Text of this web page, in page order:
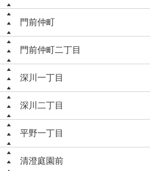
門前仲町
門前仲町二丁目
深川一丁目
深川二丁目
平野一丁目
清澄庭園前